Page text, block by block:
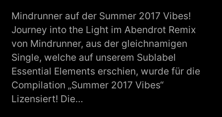
Mindrunner auf der Summer 2017 Vibes!
Journey into the Light im Abendrot Remix
von Mindrunner, aus der gleichnamigen
Single, welche auf unserem Sublabel
Essential Elements erschien, wurde für die
Compilation „Summer 2017 Vibes“
Lizensiert! Die…